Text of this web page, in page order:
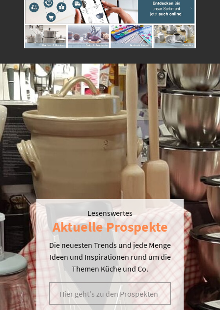
Lesenswertes
Aktuelle Prospekte
Die neuesten Trends und jede Menge
Ideen und Inspirationen rund um die
Themen Küche und Co.
Hier geht's zu den Prospekten